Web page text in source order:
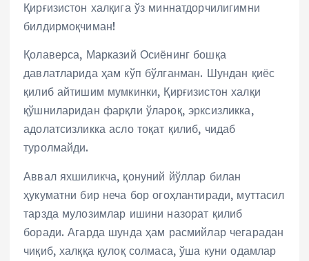
Қирғизистон халқига ўз миннатдорчилигимни
билдирмоқчиман!
Қолаверса, Марказий Осиёнинг бошқа
давлатларида ҳам кўп бўлганман. Шундан қиёс
қилиб айтишим мумкинки, Қирғизистон халқи
қўшниларидан фарқли ўлароқ, эрксизликка,
адолатсизликка асло тоқат қилиб, чидаб
туролмайди.
Аввал яхшиликча, қонуний йўллар билан
ҳукуматни бир неча бор огоҳлантиради, муттасил
тарзда мулозимлар ишини назорат қилиб
боради. Агарда шунда ҳам расмийлар чегарадан
чиқиб, халққа қулоқ солмаса, ўша куни одамлар